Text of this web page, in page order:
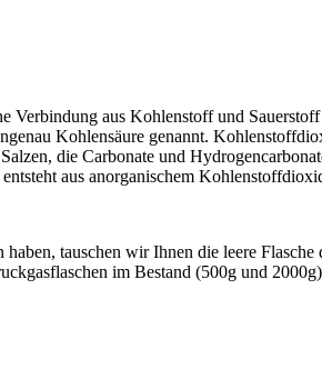
aus Kohlenstoff und
Kohlensäure genannt.
die Carbonate und
aus anorganischem
tauschen wir Ihnen die leere
im Bestand (500g und